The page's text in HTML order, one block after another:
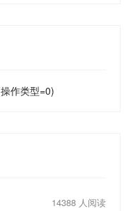
作类型=0)
14388 人阅读